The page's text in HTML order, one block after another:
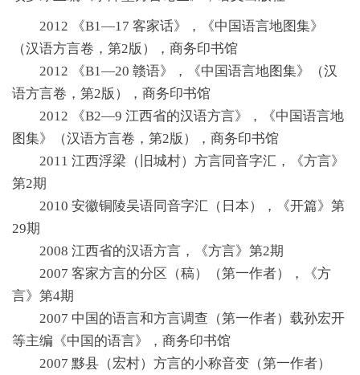
2012 《B1—17 客家话》，《中国语言地图集》
（汉语方言卷，第2版），商务印书馆
2012 《B1—20 赣语》，《中国语言地图集》（汉
语方言卷，第2版），商务印书馆
2012 《B2—9 江西省的汉语方言》，《中国语言地
图集》（汉语方言卷，第2版），商务印书馆
2011 江西浮梁（旧城村）方言同音字汇，《方言》
第2期
2010 安徽铜陵吴语同音字汇（日本），《开篇》第
29期
2008 江西省的汉语方言，《方言》第2期
2007 客家方言的分区（稿）（第一作者），《方
言》第4期
2007 中国的语言和方言调查（第一作者）载孙宏开
等主编《中国的语言》，商务印书馆
2007 黟县（宏村）方言的小称音变（第一作者）